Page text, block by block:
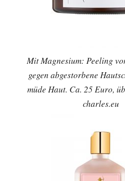
Mit Magnesium: Peeling
gegen abgestorbene
müde Haut. Ca. 25 Euro,
charles.eu